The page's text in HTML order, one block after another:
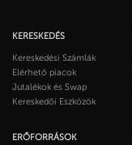
KERESKEDÉS
Kereskedési Számlák
Elérhető piacok
Jutalékok és Swap
Kereskedői Eszközök
ERŐFORRÁSOK